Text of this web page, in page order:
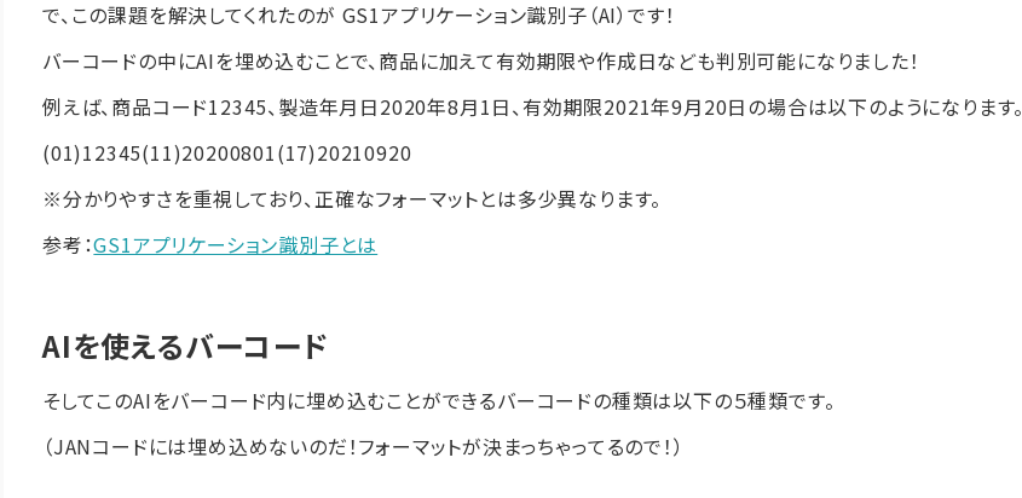
で、この課題を解決してくれたのが GS1アプリケーション識別子（AI）です！
バーコードの中にAIを埋め込むことで、商品に加えて有効期限や作成日なども判別可能になりました！
例えば、商品コード12345、製造年月日2020年8月1日、有効期限2021年9月20日の場合は以下のようになります。
(01)12345(11)20200801(17)20210920
※分かりやすさを重視しており、正確なフォーマットとは多少異なります。
参考：GS1アプリケーション識別子とは
AIを使えるバーコード
そしてこのAIをバーコード内に埋め込むことができるバーコードの種類は以下の５種類です。
（JANコードには埋め込めないのだ！フォーマットが決まっちゃってるので！）